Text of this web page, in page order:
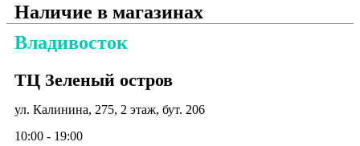
Наличие в магазинах
Владивосток
ТЦ Зеленый остров
ул. Калинина, 275, 2 этаж, бут. 206
10:00 - 19:00